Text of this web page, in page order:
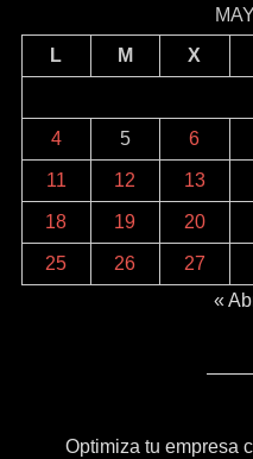
L
M X
4 5 6
11 12 13
18 19 20
25 26 27
«
Optimiza tu empresa